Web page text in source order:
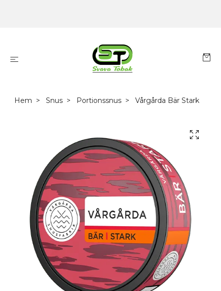
Hem Snus Portionssnus Vårgårda Bär Stark